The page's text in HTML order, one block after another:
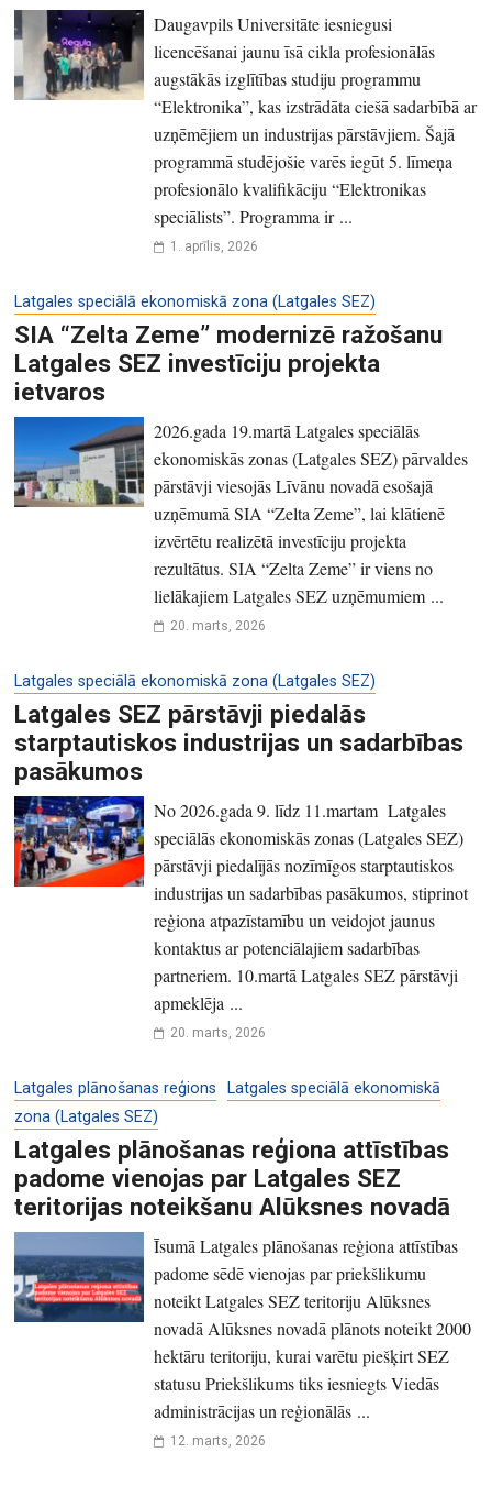
Daugavpils Universitāte iesniegusi
licencēšanai jaunu īsā cikla profesionālās
augstākās izglītības studiju programmu
“Elektronika”, kas izstrādāta ciešā sadarbībā ar
uzņēmējiem un industrijas pārstāvjiem. Šajā
programmā studējošie varēs iegūt 5. līmeņa
profesionālo kvalifikāciju “Elektronikas
speciālists”. Programma ir ...
1. aprīlis, 2026
Latgales speciālā ekonomiskā zona (Latgales SEZ)
SIA “Zelta Zeme” modernizē ražošanu
Latgales SEZ investīciju projekta
ietvaros
2026.gada 19.martā Latgales speciālās
ekonomiskās zonas (Latgales SEZ) pārvaldes
pārstāvji viesojās Līvānu novadā esošajā
uzņēmumā SIA “Zelta Zeme”, lai klātienē
izvērtētu realizētā investīciju projekta
rezultātus. SIA “Zelta Zeme” ir viens no
lielākajiem Latgales SEZ uzņēmumiem ...
20. marts, 2026
Latgales speciālā ekonomiskā zona (Latgales SEZ)
Latgales SEZ pārstāvji piedalās
starptautiskos industrijas un sadarbības
pasākumos
No 2026.gada 9. līdz 11.martam Latgales
speciālās ekonomiskās zonas (Latgales SEZ)
pārstāvji piedalījās nozīmīgos starptautiskos
industrijas un sadarbības pasākumos, stiprinot
reģiona atpazīstamību un veidojot jaunus
kontaktus ar potenciālajiem sadarbības
partneriem. 10.martā Latgales SEZ pārstāvji
apmeklēja ...
20. marts, 2026
Latgales plānošanas reģions
Latgales speciālā ekonomiskā
zona (Latgales SEZ)
Latgales plānošanas reģiona attīstības
padome vienojas par Latgales SEZ
teritorijas noteikšanu Alūksnes novadā
Īsumā Latgales plānošanas reģiona attīstības
padome sēdē vienojas par priekšlikumu
noteikt Latgales SEZ teritoriju Alūksnes
novadā Alūksnes novadā plānots noteikt 2000
hektāru teritoriju, kurai varētu piešķirt SEZ
statusu Priekšlikums tiks iesniegts Viedās
administrācijas un reģionālās ...
12. marts, 2026